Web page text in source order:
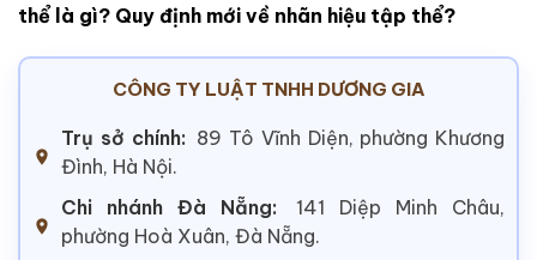
thể là gì? Quy định mới về nhãn hiệu tập thể?
CÔNG TY LUẬT TNHH DƯƠNG GIA
Trụ sở chính: 89 Tô Vĩnh Diện, phường Khương
Đình, Hà Nội.
Chi nhánh Đà Nẵng:
141 Diệp Minh Châu,
phường Hoà Xuân, Đà Nẵng.